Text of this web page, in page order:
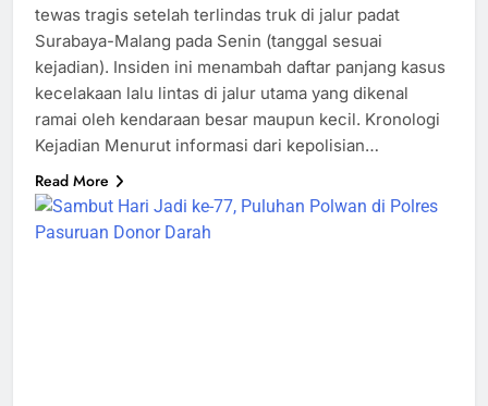
tewas tragis setelah terlindas truk di jalur padat
Surabaya-Malang pada Senin (tanggal sesuai
kejadian). Insiden ini menambah daftar panjang kasus
kecelakaan lalu lintas di jalur utama yang dikenal
ramai oleh kendaraan besar maupun kecil. Kronologi
Kejadian Menurut informasi dari kepolisian…
Read More